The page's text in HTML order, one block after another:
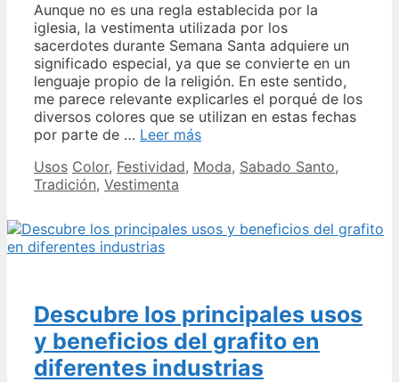
Aunque no es una regla establecida por la
iglesia, la vestimenta utilizada por los
sacerdotes durante Semana Santa adquiere un
significado especial, ya que se convierte en un
lenguaje propio de la religión. En este sentido,
me parece relevante explicarles el porqué de los
diversos colores que se utilizan en estas fechas
por parte de … Leer másProtocolo
colores
en
Semana
Categories
Usos Tags
Color, Festividad, Moda, Sabado Santo,
Tradición, Vestimenta
Descubre los principales usos
y beneficios del grafito en
diferentes industrias